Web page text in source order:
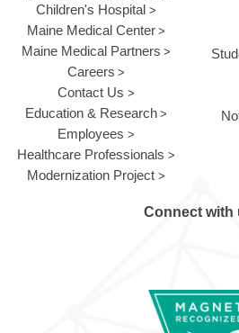
Children's Hospital
Maine Medical Center
Maine Medical Partners
Careers
Contact Us
Education & Research
Employees
Healthcare Professionals
Modernization Project
Connect with